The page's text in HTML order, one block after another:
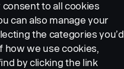
consent to all cookies
can also manage your
the categories you’d
how we use cookies,
by clicking the link